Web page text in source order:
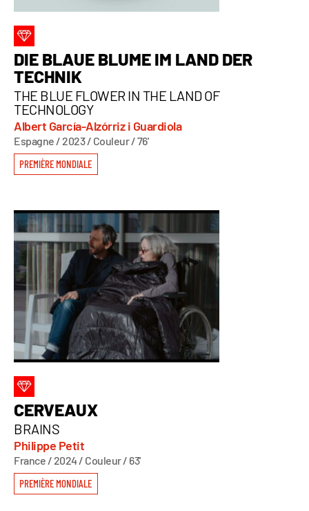
DIE BLAUE BLUME IM LAND DER
TECHNIK
THE BLUE FLOWER IN THE LAND OF
TECHNOLOGY
Albert García-Alzórriz i Guardiola
Espagne / 2023 / Couleur / 76'
PREMIÈRE MONDIALE
CERVEAUX
BRAINS
Philippe Petit
France / 2024 / Couleur / 63'
PREMIÈRE MONDIALE